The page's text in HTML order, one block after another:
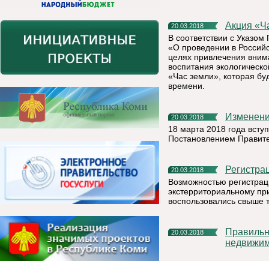
20.03.2018 Акция
В соответствии с
«О проведении в
целях привлечения
воспитания
«Час земли», которая
времени.
20.03.2018
18 марта 2018 года
Постановлением
20.03.2018
Возможностью
экстерриториальному
воспользовались свыше
20.03.2018
Правильный выбор кадастрового инженера – и нет проблем с